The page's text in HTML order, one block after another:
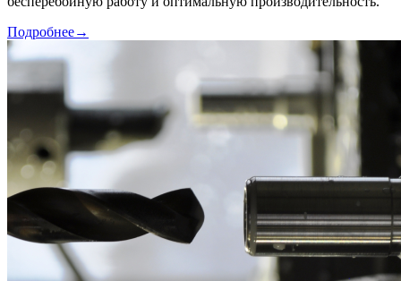
Подробнее→